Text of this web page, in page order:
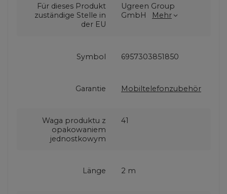
Für dieses Produkt
zuständige Stelle in
der EU
Ugreen Group
GmbH
Mehr
Symbol 6957303851850
Garantie Mobiltelefonzubehör
Waga produktu z
opakowaniem
jednostkowym
41
Länge 2 m